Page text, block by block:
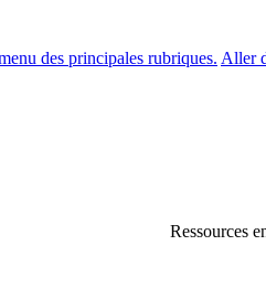
des principales rubriques. Aller
Ressources